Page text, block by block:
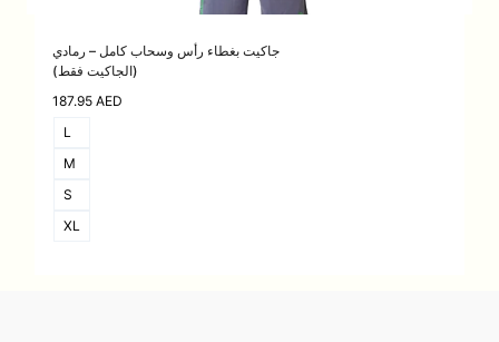
جاكيت بغطاء رأس وسحاب كامل – رمادي
(الجاكيت فقط)
187.95 AED
L
M
S
XL